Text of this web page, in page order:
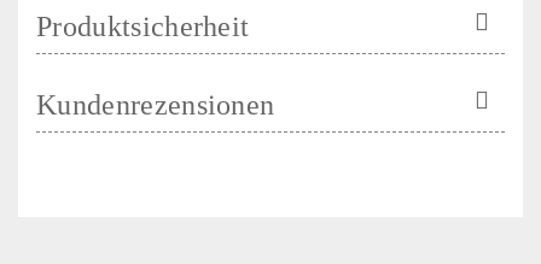
Produktsicherheit
Kundenrezensionen